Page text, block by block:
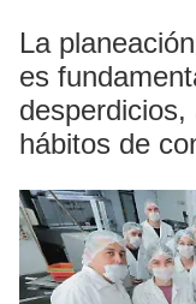
La
es
hábitos de